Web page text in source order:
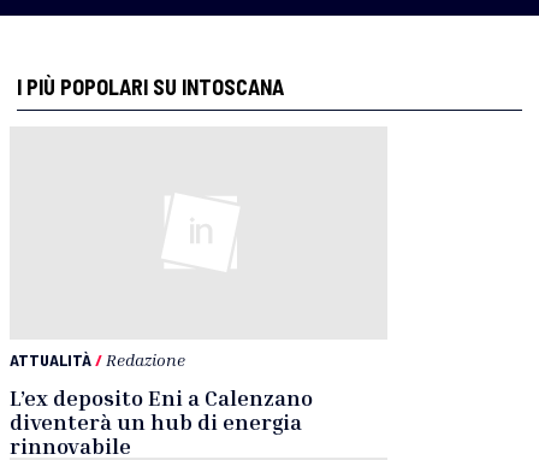
I PIÙ POPOLARI SU INTOSCANA
ATTUALITÀ/ Redazione
L’ex deposito Eni a Calenzano
diventerà un hub di energia
rinnovabile